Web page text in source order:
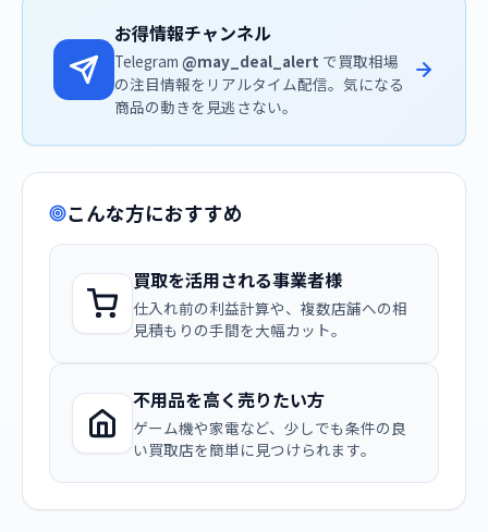
お得情報チャンネル
Telegram @may_deal_alert で買取相場
の注目情報をリアルタイム配信。気になる
商品の動きを見逃さない。
こんな方におすすめ
買取を活用される事業者様
仕入れ前の利益計算や、複数店舗への相
見積もりの手間を大幅カット。
不用品を高く売りたい方
ゲーム機や家電など、少しでも条件の良
い買取店を簡単に見つけられます。